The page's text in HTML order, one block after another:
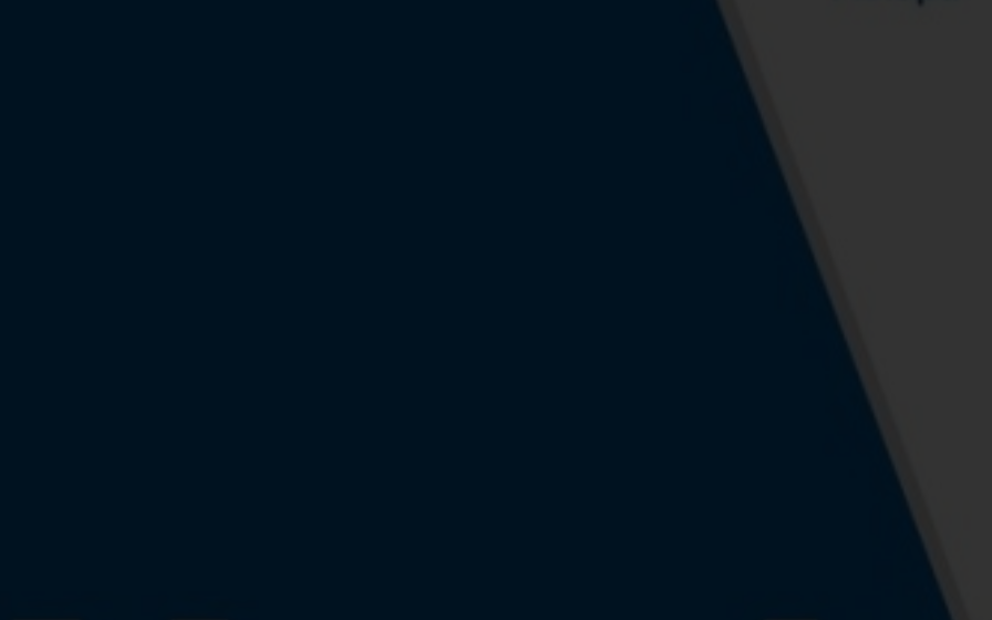
Συνοδευτικό Υλικό
ISBN
Βάρος